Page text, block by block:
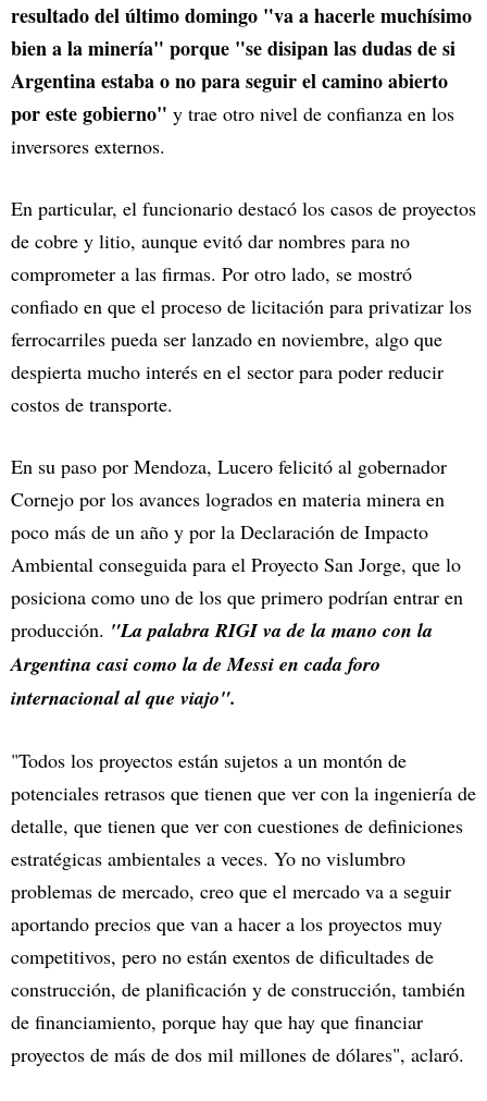
resultado del último domingo "va a hacerle muchísimo
bien a la minería" porque "se disipan las dudas de si
Argentina estaba o no para seguir el camino abierto
por este gobierno" y trae otro nivel de confianza en los
inversores externos.
En particular, el funcionario destacó los casos de proyectos
de cobre y litio, aunque evitó dar nombres para no
comprometer a las firmas. Por otro lado, se mostró
confiado en que el proceso de licitación para privatizar los
ferrocarriles pueda ser lanzado en noviembre, algo que
despierta mucho interés en el sector para poder reducir
costos de transporte.
En su paso por Mendoza, Lucero felicitó al gobernador
Cornejo por los avances logrados en materia minera en
poco más de un año y por la Declaración de Impacto
Ambiental conseguida para el Proyecto San Jorge, que lo
posiciona como uno de los que primero podrían entrar en
producción. "La palabra RIGI va de la mano con la
Argentina casi como la de Messi en cada foro
internacional al que viajo".
"Todos los proyectos están sujetos a un montón de
potenciales retrasos que tienen que ver con la ingeniería de
detalle, que tienen que ver con cuestiones de definiciones
estratégicas ambientales a veces. Yo no vislumbro
problemas de mercado, creo que el mercado va a seguir
aportando precios que van a hacer a los proyectos muy
competitivos, pero no están exentos de dificultades de
construcción, de planificación y de construcción, también
de financiamiento, porque hay que hay que financiar
proyectos de más de dos mil millones de dólares", aclaró.